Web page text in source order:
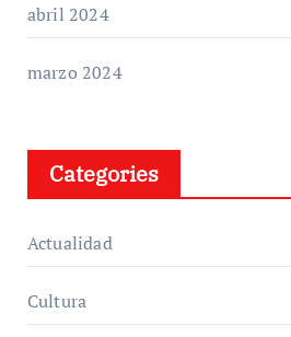
abril 2024
marzo 2024
Categories
Actualidad
Cultura